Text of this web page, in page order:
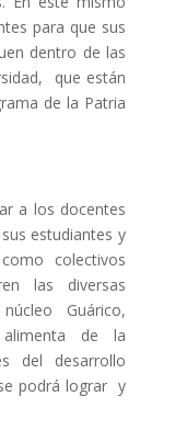
para que sus
dentro de las
que están
de la Patria
a los docentes
estudiantes y
colectivos
las diversas
Guárico,
de la
del desarrollo
podrá lograr y